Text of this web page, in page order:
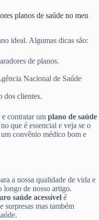
planos de saúde no meu
ideal. Algumas dicas são:
de planos.
Nacional de Saúde
dos clientes.
e contratar um plano de saúde
que é essencial e veja se o
convênio médico bom e
a nossa qualidade de vida e
longo de nosso artigo.
saúde acessível é
surpresas mas também